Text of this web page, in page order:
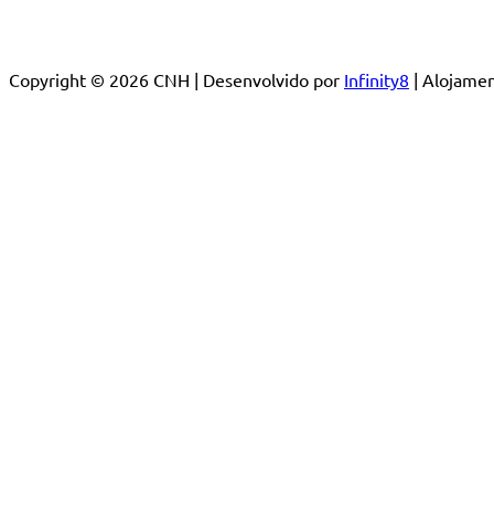
Copyright © 2026 CNH | Desenvolvido por Infinity8 |